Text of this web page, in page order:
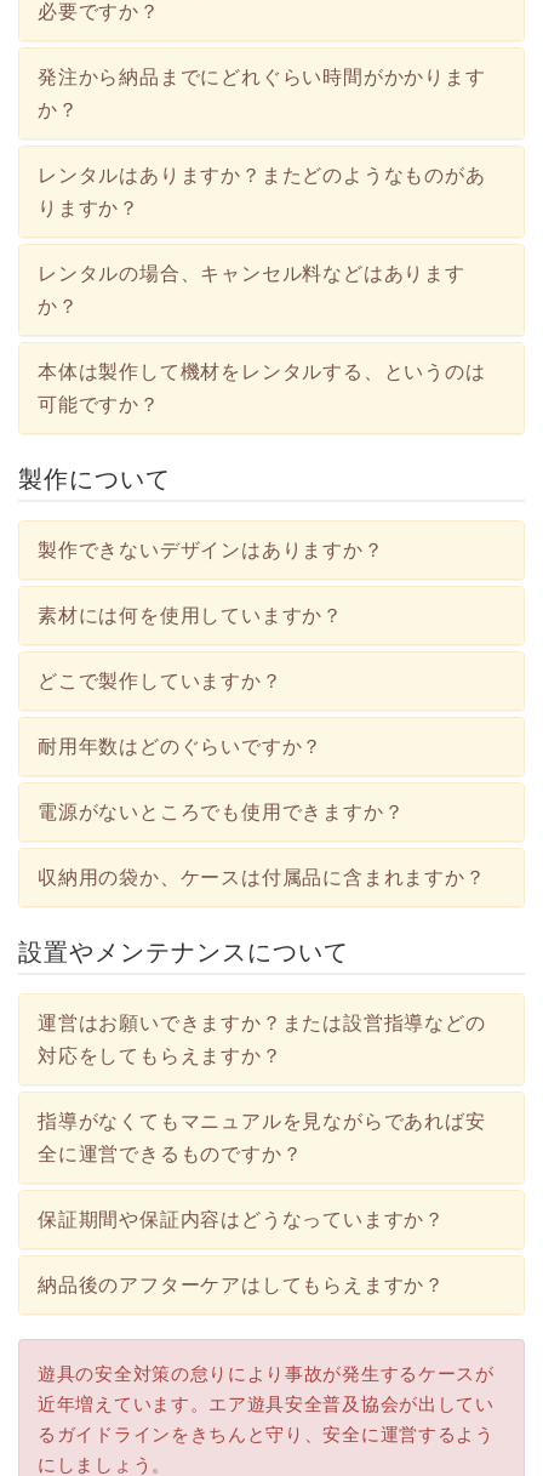
必要ですか？
発注から納品までにどれぐらい時間がかかります
か？
レンタルはありますか？またどのようなものがあ
りますか？
レンタルの場合、キャンセル料などはあります
か？
本体は製作して機材をレンタルする、というのは
可能ですか？
製作について
製作できないデザインはありますか？
素材には何を使用していますか？
どこで製作していますか？
耐用年数はどのぐらいですか？
電源がないところでも使用できますか？
収納用の袋か、ケースは付属品に含まれますか？
設置やメンテナンスについて
運営はお願いできますか？または設営指導などの
対応をしてもらえますか？
指導がなくてもマニュアルを見ながらであれば安
全に運営できるものですか？
保証期間や保証内容はどうなっていますか？
納品後のアフターケアはしてもらえますか？
遊具の安全対策の怠りにより事故が発生するケースが
近年増えています。エア遊具安全普及協会が出してい
るガイドラインをきちんと守り、安全に運営するよう
にしましょう。